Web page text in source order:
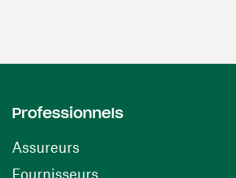
Professionnels
Assureurs
Fournisseurs(ouvre une nouvelle